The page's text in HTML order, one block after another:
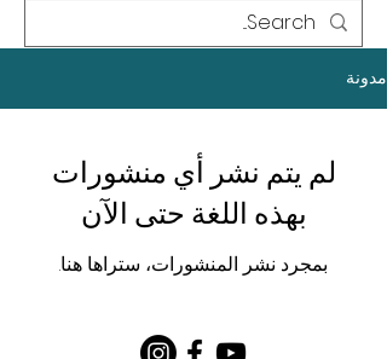
مدونة
لم يتم نشر أي منشورات
بهذه اللغة حتى الآن
بمجرد نشر المنشورات، ستراها هنا.